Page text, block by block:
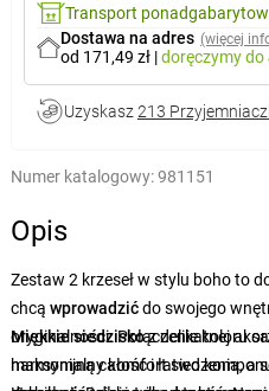
Transport
Dostawa na adres (więcej
od 171,49 zł |doręczymydo
Uzyskasz 213
Numer katalogowy:981151
Opis
Zestaw 2 krzeseł w stylu boho to
chcą wprowadzićdo swojego
oryginalności. Połączenie koloru
harmonijną całość i łatwo
Miękkie siedziskozdelikatnej
maksymalny komfort siedzenia, a